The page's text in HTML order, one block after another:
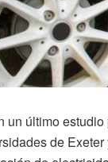
un último
de